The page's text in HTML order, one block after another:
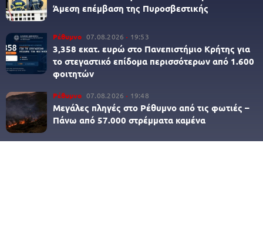
Άμεση επέμβαση της Πυροσβεστικής
Ρέθυμνο 07.08.2026 19:53
3,358 εκατ. ευρώ στο Πανεπιστήμιο Κρήτης για
το στεγαστικό επίδομα περισσότερων από 1.600
φοιτητών
Ρέθυμνο 07.08.2026 19:48
Μεγάλες πληγές στο Ρέθυμνο από τις φωτιές –
Πάνω από 57.000 στρέμματα καμένα